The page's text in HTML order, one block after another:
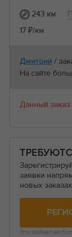
243 км
17 ₽/км
Дмитрий /
На сайте
Данный
заявки
новых
Это займет не